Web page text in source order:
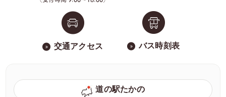
交通アクセス バス時刻表
道の駅たかの